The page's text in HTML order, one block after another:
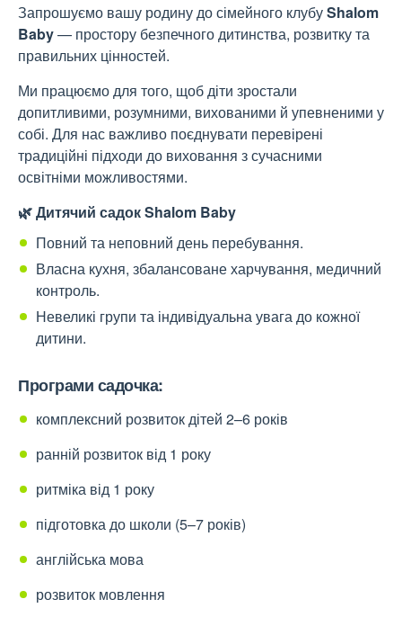
Запрошуємо вашу родину до сімейного клубуShalom
Baby— простору безпечного дитинства, розвитку та
правильних цінностей.
Ми працюємо для того, щоб діти зростали
допитливими, розумними, вихованими й упевненими у
собі. Для нас важливо поєднувати перевірені
традиційні підходи до виховання з сучасними
освітніми можливостями.
🌿 Дитячий садок Shalom Baby
Повний та неповний день перебування.
Власна кухня, збалансоване харчування, медичний
контроль.
Невеликі групи та індивідуальна увага до кожної
дитини.
Програми садочка:
комплексний розвиток дітей 2–6 років
ранній розвиток від 1 року
ритміка від 1 року
підготовка до школи (5–7 років)
англійська мова
розвиток мовлення